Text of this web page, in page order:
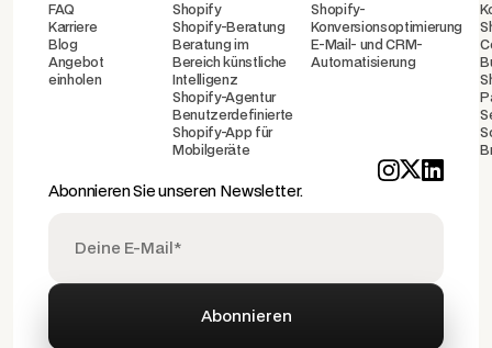
FAQ
Karriere
Blog
Angebot
einholen
Shopify
Shopify-Beratung
Beratung im
Bereich künstliche
Intelligenz
Shopify-Agentur
Benutzerdefinierte
Shopify-App für
Mobilgeräte
Shopify-
Konversionsoptimierung
E-Mail- und CRM-
Automatisierung
Abonnieren Sie unseren Newsletter.